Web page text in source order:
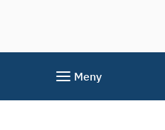
Meny